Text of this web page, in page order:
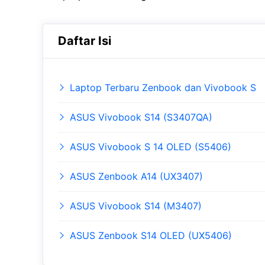
Daftar Isi
Laptop Terbaru Zenbook dan Vivobook S
ASUS Vivobook S14 (S3407QA)
ASUS Vivobook S 14 OLED (S5406)
ASUS Zenbook A14 (UX3407)
ASUS Vivobook S14 (M3407)
ASUS Zenbook S14 OLED (UX5406)